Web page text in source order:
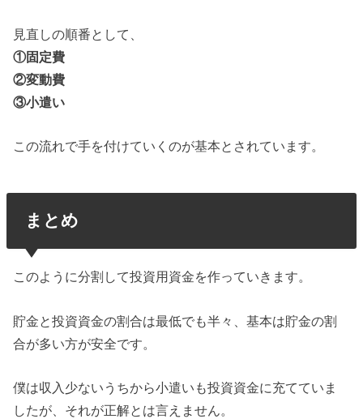
見直しの順番として、
①固定費
②変動費
③小遣い
この流れで手を付けていくのが基本とされています。
まとめ
このように分割して投資用資金を作っていきます。
貯金と投資資金の割合は最低でも半々、基本は貯金の割
合が多い方が安全です。
僕は収入少ないうちから小遣いも投資資金に充てていま
したが、それが正解とは言えません。